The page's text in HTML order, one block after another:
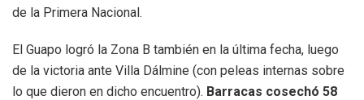
de la Primera Nacional.
El Guapo logró la Zona B también en la última fecha, luego
de la victoria ante Villa Dálmine (con peleas internas sobre
lo que dieron en dicho encuentro). Barracas cosechó 58